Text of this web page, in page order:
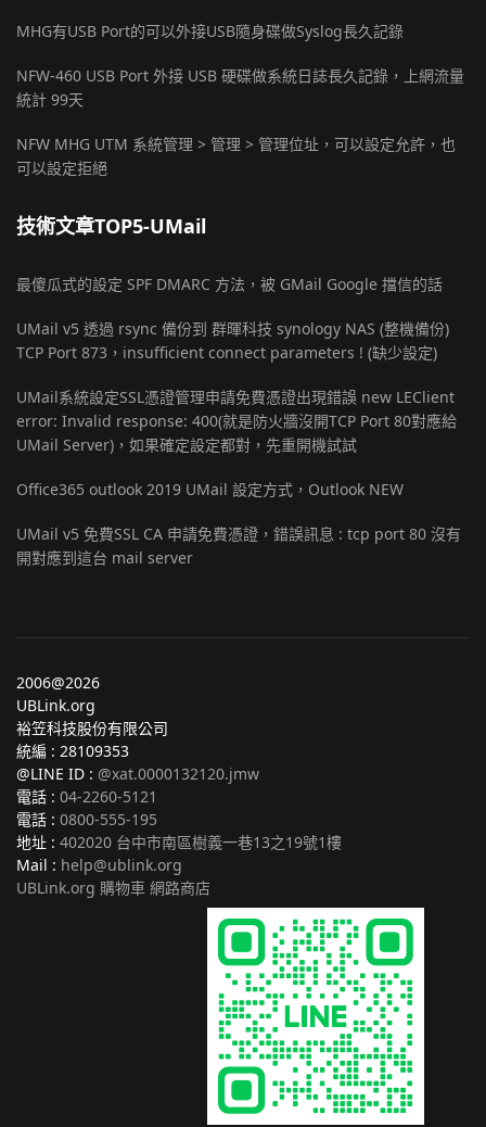
MHG有USB Port的可以外接USB隨身碟做Syslog長久記錄
NFW-460 USB Port 外接 USB 硬碟做系統日誌長久記錄，上網流量
統計 99天
NFW MHG UTM 系統管理 > 管理 > 管理位址，可以設定允許，也
可以設定拒絕
技術文章TOP5-UMail
最傻瓜式的設定 SPF DMARC 方法，被 GMail Google 擋信的話
UMail v5 透過 rsync 備份到 群暉科技 synology NAS (整機備份)
TCP Port 873，insufficient connect parameters ! (缺少設定)
UMail系統設定SSL憑證管理申請免費憑證出現錯誤 new LEClient
error: Invalid response: 400(就是防火牆沒開TCP Port 80對應給
UMail Server)，如果確定設定都對，先重開機試試
Office365 outlook 2019 UMail 設定方式，Outlook NEW
UMail v5 免費SSL CA 申請免費憑證，錯誤訊息 : tcp port 80 沒有
開對應到這台 mail server
2006@2026
UBLink.org
裕笠科技股份有限公司
統編 : 28109353
@LINE ID : @xat.0000132120.jmw
電話 : 04-2260-5121
電話 : 0800-555-195
地址 : 402020 台中市南區樹義一巷13之19號1樓
Mail : help@ublink.org
UBLink.org 購物車 網路商店